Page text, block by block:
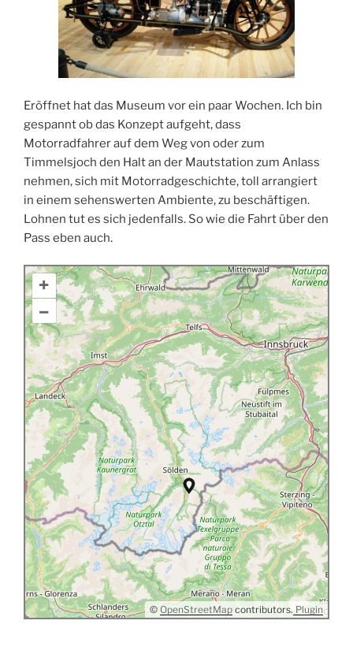
Eröffnet hat das Museum vor ein paar Wochen. Ich bin
gespannt ob das Konzept aufgeht, dass
Motorradfahrer auf dem Weg von oder zum
Timmelsjoch den Halt an der Mautstation zum Anlass
nehmen, sich mit Motorradgeschichte, toll arrangiert
in einem sehenswerten Ambiente, zu beschäftigen.
Lohnen tut es sich jedenfalls. So wie die Fahrt über den
Pass eben auch.
+
–
©OpenStreetMap contributors. Plugin